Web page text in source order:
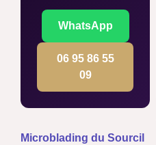
WhatsApp
06 95 86 55
09
Microblading du Sourcil